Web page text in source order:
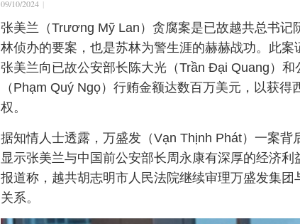
09/10/2024 |
张美兰（Trương Mỹ Lan）贪腐案是已故越共总书记
林侦办的要案，也是苏林为警生涯的赫赫战功。此案
张美兰向已故公安部长陈大光（Trần Đại Quang ）和
（ Phạm Quý Ngọ）行贿金额达数百万美元，以获得
权。
据知情人士透露，万盛发（Vạn Thịnh Phát）一案背
显示张美兰与中国前公安部长周永康有深厚的经济
报道称，越共胡志明市人民法院继续审理万盛发集团
关系。